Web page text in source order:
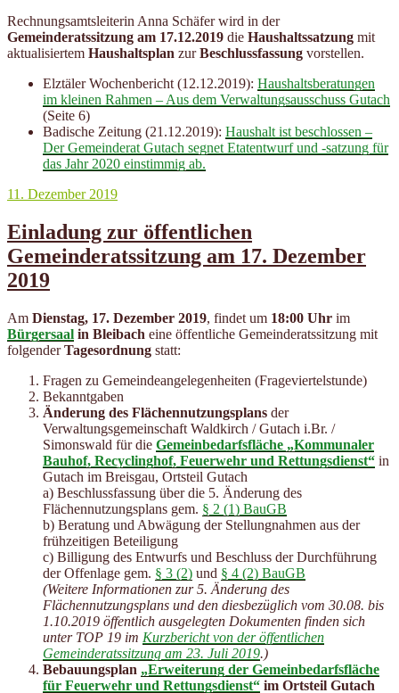
Rechnungsamtsleiterin Anna Schäfer wird in der
Gemeinderatssitzung am 17.12.2019 die Haushaltssatzung mit
aktualisiertem Haushaltsplan zurBeschlussfassung vorstellen.
Elztäler Wochenbericht (12.12.2019): Haushaltsberatungen
im kleinen Rahmen – Aus dem Verwaltungsausschuss Gutach
(Seite 6)
Badische Zeitung (21.12.2019): Haushalt ist beschlossen –
Der Gemeinderat Gutach segnet Etatentwurf und -satzung für
das Jahr 2020 einstimmig ab.
Veröffentlicht
11. Dezember 2019
Einladung zur öffentlichen
Gemeinderatssitzung am 17. Dezember
2019
Am Dienstag, 17. Dezember 2019, findet um 18:00 Uhr im
Bürgersaal in Bleibach eine öffentliche Gemeinderatssitzung mit
folgenderTagesordnung statt:
Fragen zu Gemeindeangelegenheiten (Frageviertelstunde)
Bekanntgaben
Änderung des Flächennutzungsplans der
Verwaltungsgemeinschaft Waldkirch / Gutach i.Br. /
Simonswald für die Gemeinbedarfsfläche „Kommunaler
Bauhof, Recyclinghof, Feuerwehr und Rettungsdienst“ in
Gutach im Breisgau, Ortsteil Gutach
a) Beschlussfassung über die 5. Änderung des
Flächennutzungsplans gem. § 2 (1) BauGB
b) Beratung und Abwägung der Stellungnahmen aus der
frühzeitigen Beteiligung
c) Billigung des Entwurfs und Beschluss der Durchführung
der Offenlage gem. § 3 (2) und § 4 (2) BauGB
(Weitere Informationen zur 5. Änderung des
Flächennutzungsplans und den diesbezüglich vom 30.08. bis
1.10.2019 öffentlich ausgelegten Dokumenten finden sich
unter TOP 19 im Kurzbericht von der öffentlichen
Gemeinderatssitzung am 23. Juli 2019.)
Bebauungsplan „Erweiterung der Gemeinbedarfsfläche
für Feuerwehr und Rettungsdienst“ im Ortsteil Gutach